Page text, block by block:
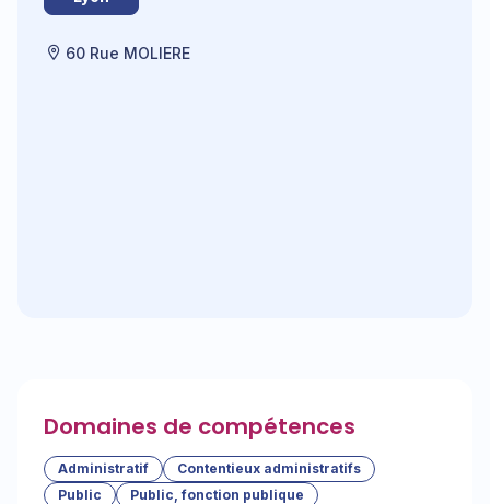
60 Rue MOLIERE
Domaines de compétences
Administratif
Contentieux administratifs
Public
Public, fonction publique